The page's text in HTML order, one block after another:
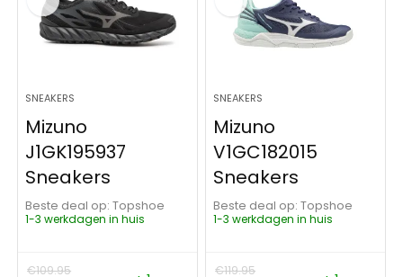
SNEAKERS
Mizuno
J1GK195937
Sneakers
Beste deal op:
Topshoe
1-3 werkdagen in huis
€109.95
SNEAKERS
Mizuno
V1GC182015
Sneakers
Beste deal op:
Topshoe
1-3 werkdagen in huis
€119.95